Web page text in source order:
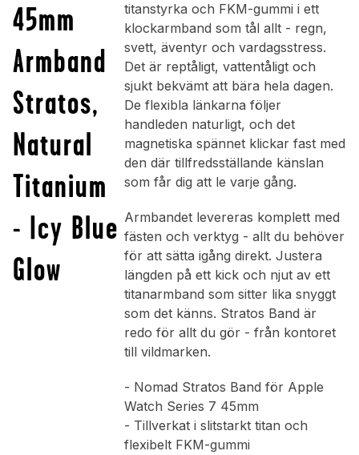
45mm
Armband
Stratos,
Natural
Titanium
- Icy Blue
Glow
titanstyrka och FKM-gummi i ett
klockarmband som tål allt - regn,
svett, äventyr och vardagsstress.
Det är reptåligt, vattentåligt och
sjukt bekvämt att bära hela dagen.
De flexibla länkarna följer
handleden naturligt, och det
magnetiska spännet klickar fast med
den där tillfredsställande känslan
som får dig att le varje gång.
Armbandet levereras komplett med
fästen och verktyg - allt du behöver
för att sätta igång direkt. Justera
längden på ett kick och njut av ett
titanarmband som sitter lika snyggt
som det känns. Stratos Band är
redo för allt du gör - från kontoret
till vildmarken.
- Nomad Stratos Band för Apple
Watch Series 7 45mm
- Tillverkat i slitstarkt titan och
flexibelt FKM-gummi